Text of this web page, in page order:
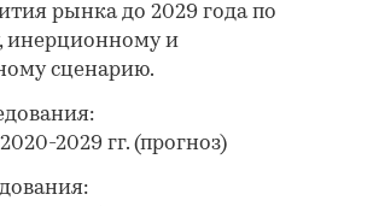
рынка до 2029 года по
инерционному и
сценарию.
2029 гг. (прогноз)